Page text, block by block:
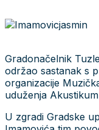
Gradonačelnik
održao sastanak s
organizacije
uduženja
U zgradi Gradske